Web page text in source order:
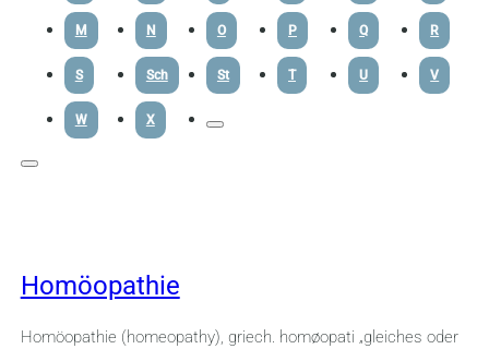
M N O P Q R
S Sch St T U V
W X
Homöopathie
Homöopathie (homeopathy), griech. homøopati „gleiches oder